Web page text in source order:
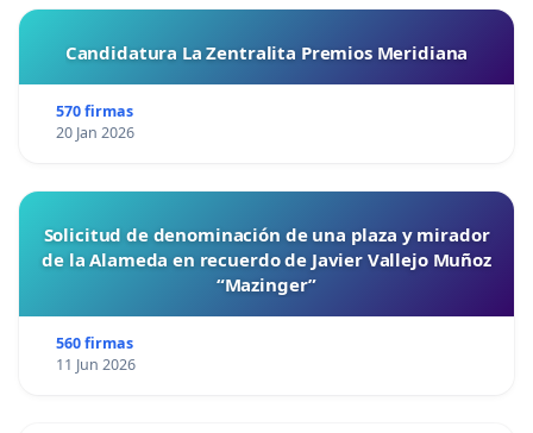
Candidatura La Zentralita Premios Meridiana
570 firmas
20 Jan 2026
Solicitud de denominación de una plaza y mirador
de la Alameda en recuerdo de Javier Vallejo Muñoz
“Mazinger”
560 firmas
11 Jun 2026